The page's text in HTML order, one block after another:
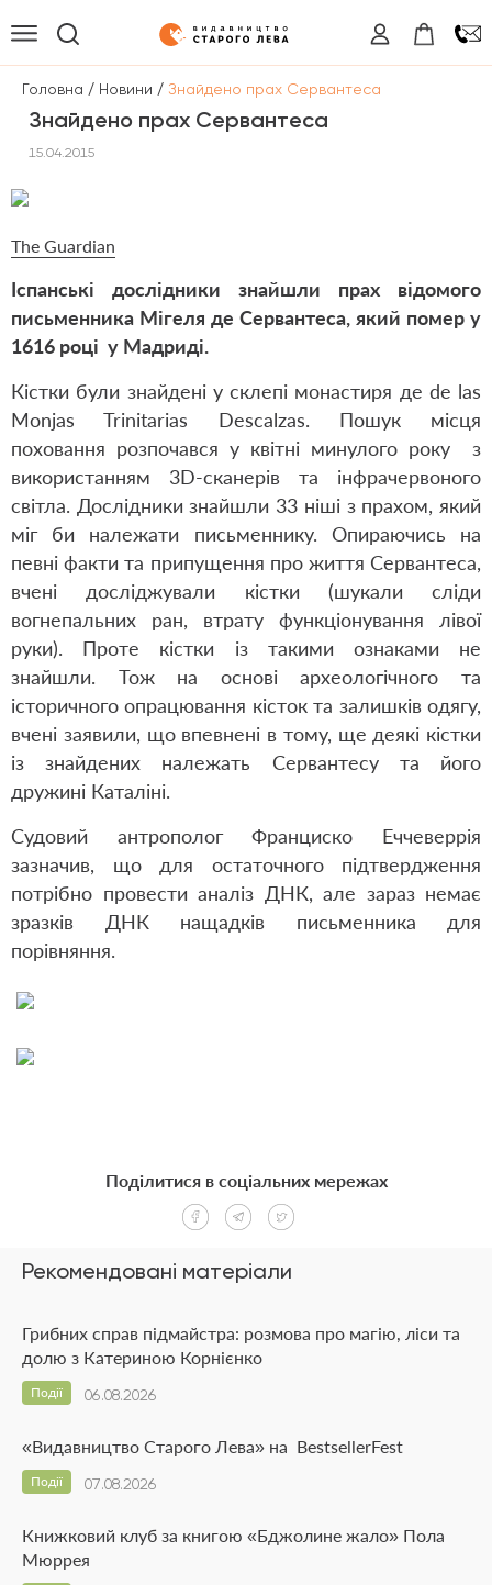
Головна / Новини / Знайдено прах Сервантеса
Знайдено прах Сервантеса
15.04.2015
The Guardian
Іспанські дослідники знайшли прах відомого
письменника Мігеля де Сервантеса, який помер у
1616 році у Мадриді.
Кістки були знайдені у склепі монастиря де de las
Monjas Trinitarias Descalzas. Пошук місця
поховання розпочався у квітні минулого року з
використанням 3D-сканерів та інфрачервоного
світла. Дослідники знайшли 33 ніші з прахом, який
міг би належати письменнику. Опираючись на
певні факти та припущення про життя Сервантеса,
вчені досліджували кістки (шукали сліди
вогнепальних ран, втрату функціонування лівої
руки). Проте кістки із такими ознаками не
знайшли. Тож на основі археологічного та
історичного опрацювання кісток та залишків одягу,
вчені заявили, що впевнені в тому, ще деякі кістки
із знайдених належать Сервантесу та його
дружині Каталіні.
Судовий антрополог Франциско Еччеверрія
зазначив, що для остаточного підтвердження
потрібно провести аналіз ДНК, але зараз немає
зразків ДНК нащадків письменника для
порівняння.
Рекомендовані матеріали
Грибних справ підмайстра: розмова про магію, ліси та
долю з Катериною Корнієнко
06.08.2026
Події
«Видавництво Старого Лева» на BestsellerFest
07.08.2026
Події
Книжковий клуб за книгою «Бджолине жало» Пола
Мюррея
Поділитися в соціальних мережах